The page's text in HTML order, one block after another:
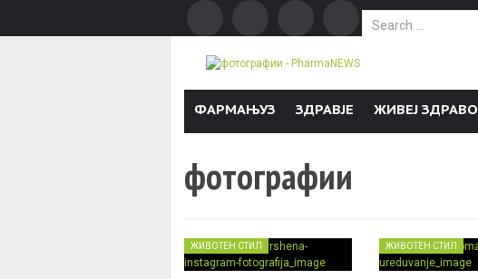
Search for:
ФАРМАЊУЗ ЗДРАВЈЕ ЖИВЕЈ ЗДРАВО
фотографии
ЖИВОТЕН СТИЛ ЖИВОТЕН СТИЛ